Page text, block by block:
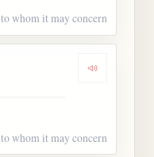
to whom it may concern
Dengarkan
to whom it may concern